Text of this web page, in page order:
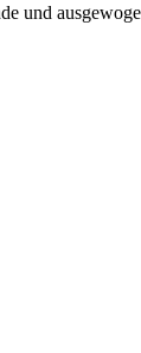
und